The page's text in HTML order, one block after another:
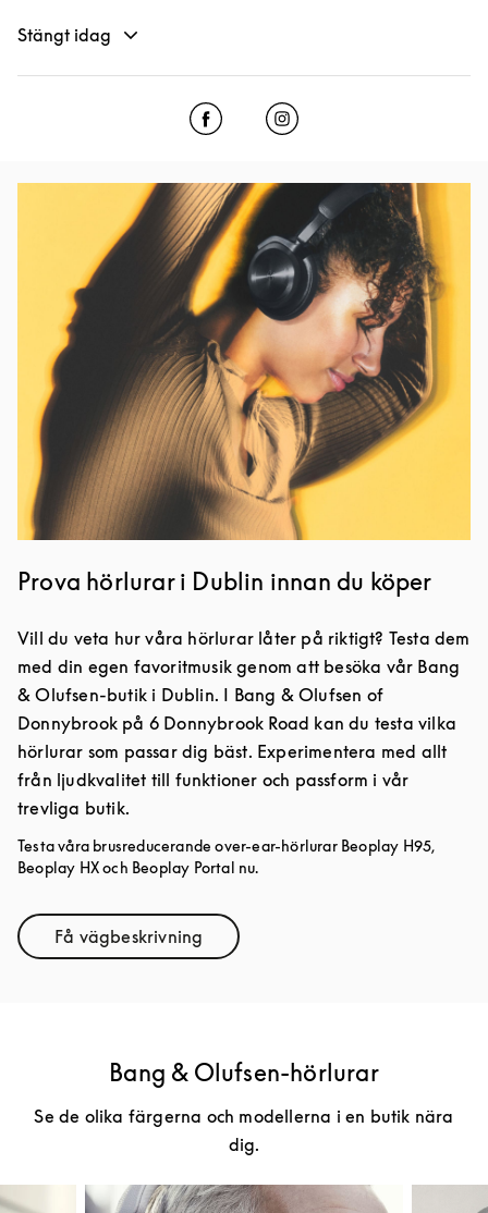
Stängt idag
Click to open Facebook
Link Opens in New Tab
Click to open Instagram
Link Opens in New Tab
Prova hörlurar i Dublin innan du köper
Vill du veta hur våra hörlurar låter på riktigt? Testa dem
med din egen favoritmusik genom att besöka vår Bang
& Olufsen-butik i Dublin. I Bang & Olufsen of
Donnybrook på 6 Donnybrook Road kan du testa vilka
hörlurar som passar dig bäst. Experimentera med allt
från ljudkvalitet till funktioner och passform i vår
trevliga butik.
Testa våra brusreducerande over-ear-hörlurar Beoplay H95,
Beoplay HX och Beoplay Portal nu.
Få vägbeskrivningLink Opens in New Tab
Bang & Olufsen-hörlurar
Se de olika färgerna och modellerna i en butik nära
dig.